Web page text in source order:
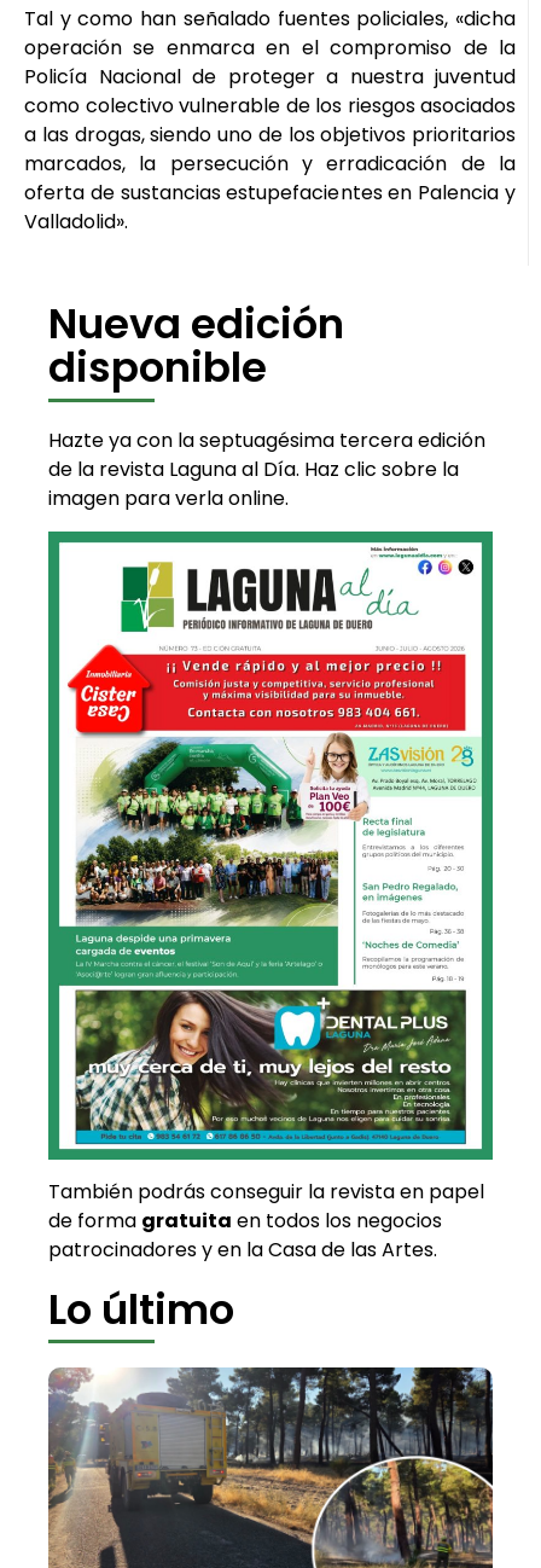
Tal y como han señalado fuentes policiales, «dicha
operación se enmarca en el compromiso de la
Policía Nacional de proteger a nuestra juventud
como colectivo vulnerable de los riesgos asociados
a las drogas, siendo uno de los objetivos prioritarios
marcados, la persecución y erradicación de la
oferta de sustancias estupefacientes en Palencia y
Valladolid».
Nueva edición
disponible
Hazte ya con la septuagésima tercera edición
de la revista Laguna al Día. Haz clic sobre la
imagen para verla online.
También podrás conseguir la revista en papel
de forma gratuita en todos los negocios
patrocinadores y en la Casa de las Artes.
Lo último